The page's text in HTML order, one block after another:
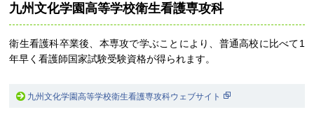
九州文化学園高等学校衛生看護専攻科
衛生看護科卒業後、本専攻で学ぶことにより、普通高校に比べて1
年早く看護師国家試験受験資格が得られます。
九州文化学園高等学校衛生看護専攻科ウェブサイト